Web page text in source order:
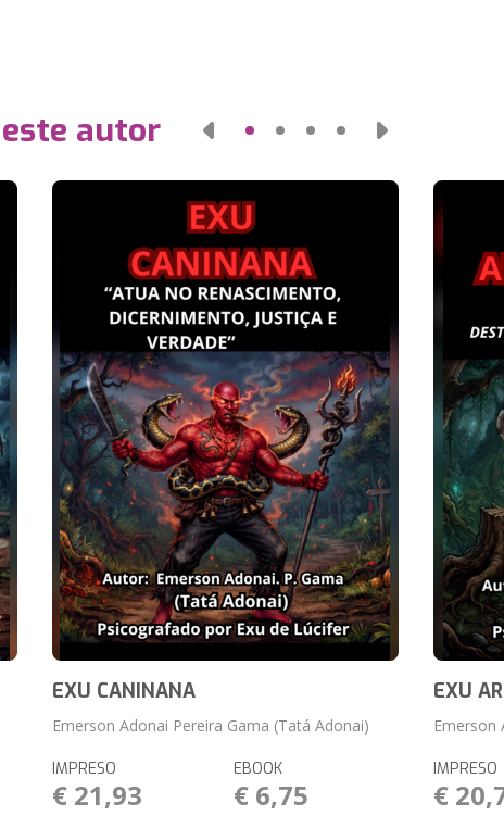
autor
EXU CANINANA
Emerson Adonai Pereira Gama (Tatá Adonai)
IMPRESO
€ 21,93
EBOOK
€ 6,75
EXU
Emerson
IMPRESO
€